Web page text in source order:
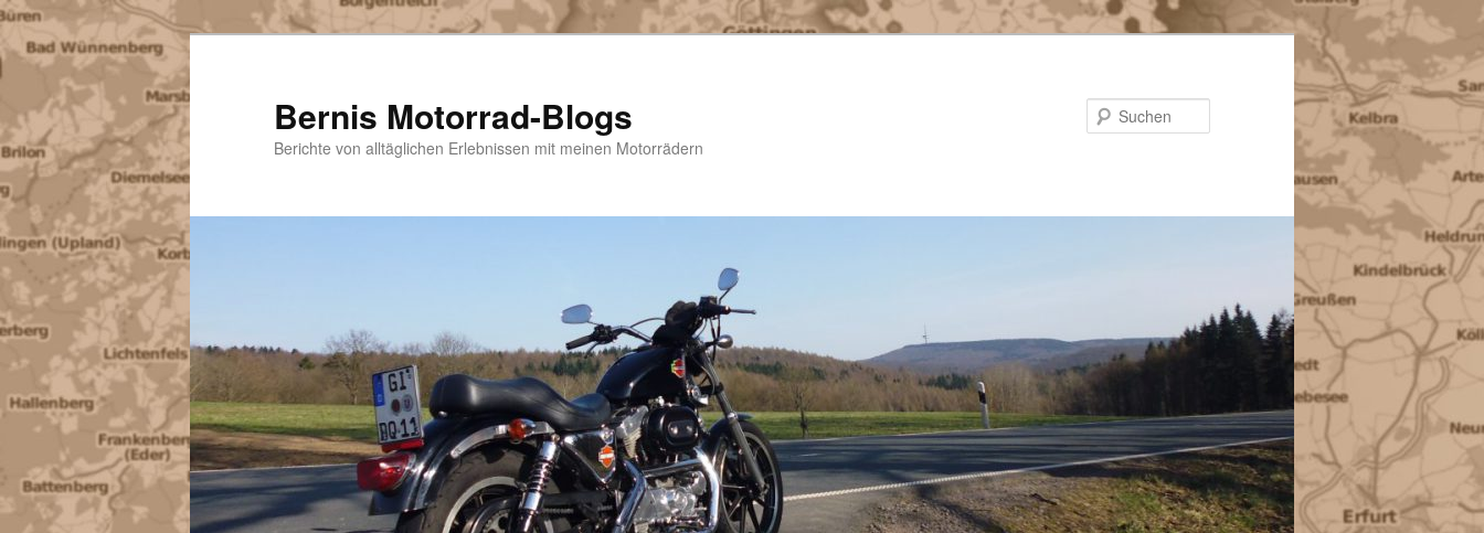
Zum
Inhalt
wechseln
Bernis Motorrad-Blogs
Berichte von alltäglichen Erlebnissen mit meinen Motorrädern